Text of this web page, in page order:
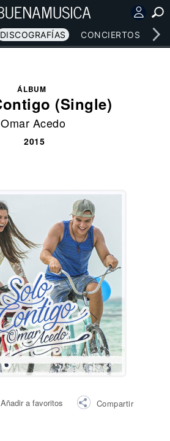
DISCOGRAFÍAS CONCIERTOS
ÁLBUM
(Single)
Omar Acedo
2015
Añadir a favoritos Compartir